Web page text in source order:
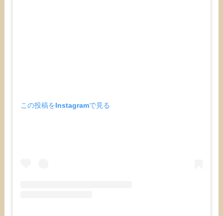
この投稿をInstagramで見る